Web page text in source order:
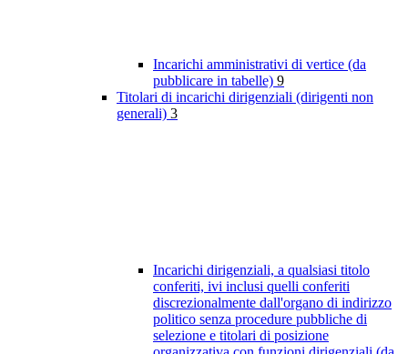
Incarichi amministrativi di vertice (da
pubblicare in tabelle) 9
Titolari di incarichi dirigenziali (dirigenti non
generali) 3
Incarichi dirigenziali, a qualsiasi titolo
conferiti, ivi inclusi quelli conferiti
discrezionalmente dall'organo di indirizzo
politico senza procedure pubbliche di
selezione e titolari di posizione